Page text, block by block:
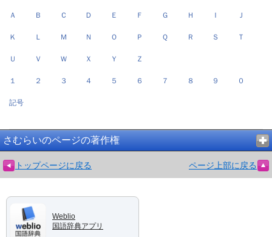
Ａ Ｂ Ｃ Ｄ Ｅ Ｆ Ｇ Ｈ Ｉ Ｊ
Ｋ Ｌ Ｍ Ｎ Ｏ Ｐ Ｑ Ｒ Ｓ Ｔ
Ｕ Ｖ Ｗ Ｘ Ｙ Ｚ
１ ２ ３ ４ ５ ６ ７ ８ ９ ０
記号
さむらいのページの著作権
トップページに戻る ページ上部に戻る
Weblio
国語辞典アプリ